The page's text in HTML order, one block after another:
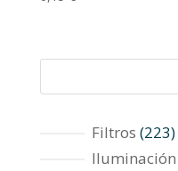
Filtros 223
Iluminación